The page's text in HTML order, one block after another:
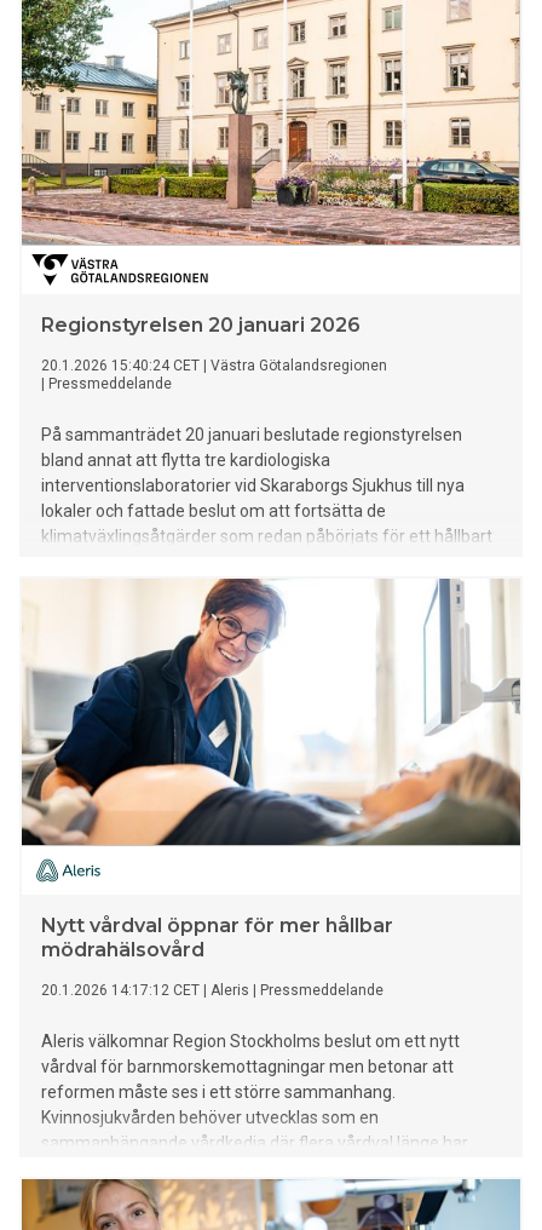
Regionstyrelsen 20 januari 2026
20.1.2026 15:40:24 CET
Västra Götalandsregionen
Pressmeddelande
På sammanträdet 20 januari beslutade regionstyrelsen
bland annat att flytta tre kardiologiska
interventionslaboratorier vid Skaraborgs Sjukhus till nya
lokaler och fattade beslut om att fortsätta de
klimatväxlingsåtgärder som redan påbörjats för ett hållbart
Nytt vårdval öppnar för mer hållbar
mödrahälsovård
20.1.2026 14:17:12 CET Aleris Pressmeddelande
Aleris välkomnar Region Stockholms beslut om ett nytt
vårdval för barnmorskemottagningar men betonar att
reformen måste ses i ett större sammanhang.
Kvinnosjukvården behöver utvecklas som en
sammanhängande vårdkedja där flera vårdval länge har